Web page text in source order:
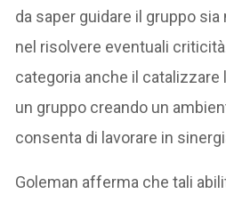
da saper guidare il gruppo
nel risolvere eventuali
categoria anche il
un gruppo creando un
consenta di lavorare in
Goleman afferma che tali